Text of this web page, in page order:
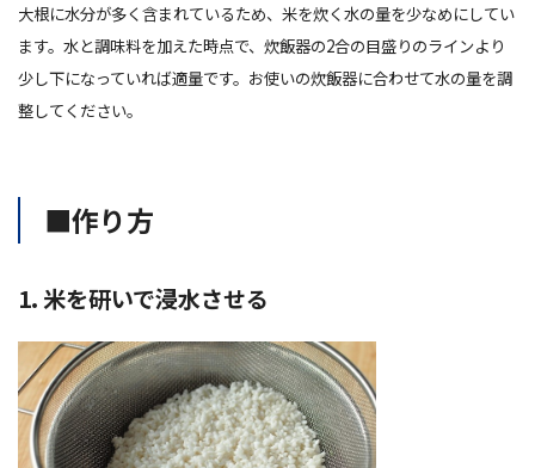
大根に水分が多く含まれているため、米を炊く水の量を少なめにしてい
ます。水と調味料を加えた時点で、炊飯器の2合の目盛りのラインより
少し下になっていれば適量です。お使いの炊飯器に合わせて水の量を調
整してください。
■作り方
1. 米を研いで浸水させる